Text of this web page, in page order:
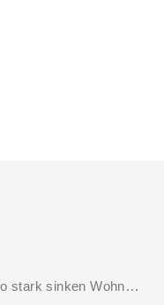
Pendeln lohnt sich: So stark sinken Wohnungspreise im Umland